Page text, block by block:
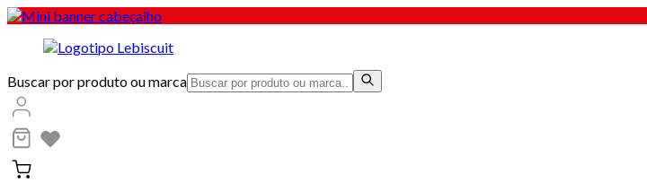
Buscar por produto ou marca